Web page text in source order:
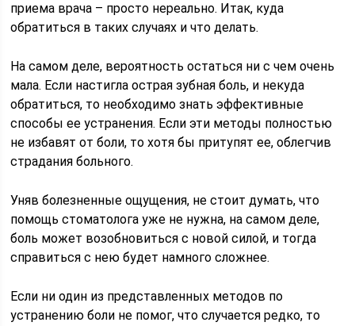
приема врача – просто нереально. Итак, куда
обратиться в таких случаях и что делать.
На самом деле, вероятность остаться ни с чем очень
мала. Если настигла острая зубная боль, и некуда
обратиться, то необходимо знать эффективные
способы ее устранения. Если эти методы полностью
не избавят от боли, то хотя бы притупят ее, облегчив
страдания больного.
Уняв болезненные ощущения, не стоит думать, что
помощь стоматолога уже не нужна, на самом деле,
боль может возобновиться с новой силой, и тогда
справиться с нею будет намного сложнее.
Если ни один из представленных методов по
устранению боли не помог, что случается редко, то